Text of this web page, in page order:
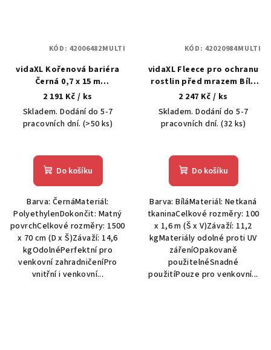
vidaXL Kořenová bariéra
Černá 0,7 x 15 m
Polyethylen
2 191 Kč / ks
Skladem. Dodání do 5-7
pracovních dní.(>50 ks)
Do košíku
Barva: ČernáMateriál:
PolyethylenDokončit: Matný
povrchCelkové rozměry: 1500
x 70 cm (D x Š)Závaží: 14,6
kgOdolnéPerfektní pro
venkovní zahradničeníPro
vnitřní i venkovní...
KÓD: 42006482MULTI
vidaXL Fleece pro ochranu
rostlin před mrazem Bílá
100 x 1,6 m
2 247 Kč / ks
Skladem. Dodání do 5-7
pracovních dní.(32 ks)
Do košíku
Barva: BíláMateriál: Netkaná
tkaninaCelkové rozměry: 100
x 1,6 m (Š x V)Závaží: 11,2
kgMateriály odolné proti UV
zářeníOpakovaně
použitelnéSnadné
použitíPouze pro venkovní...
KÓD: 42020984MULTI